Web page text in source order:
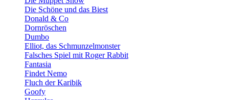
Die Schöne und das Biest
Donald & Co
Dornröschen
Dumbo
Elliot, das Schmunzelmonster
Falsches Spiel mit Roger Rabbit
Fantasia
Findet Nemo
Fluch der Karibik
Goofy